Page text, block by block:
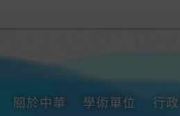
關於中華 學術單位 行